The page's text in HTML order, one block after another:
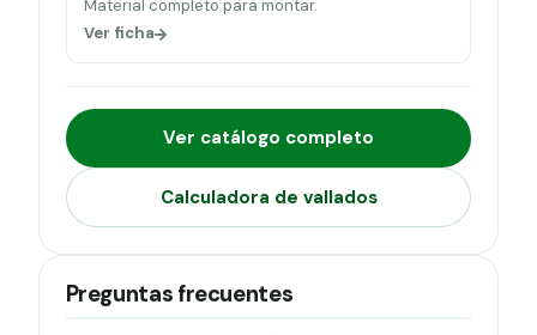
Material completo para montar.
Ver ficha
Ver catálogo completo
Calculadora de vallados
Preguntas frecuentes